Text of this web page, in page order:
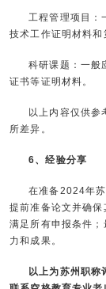
工程管理项目：
技术工作证明材料和
科研课题：一般
证书等证明材料。
以上内容仅供参
所差异。
6、经验分享
在准备2024年
提前准备论文并确
满足所有申报条件
力和成果。
以上为苏州职称